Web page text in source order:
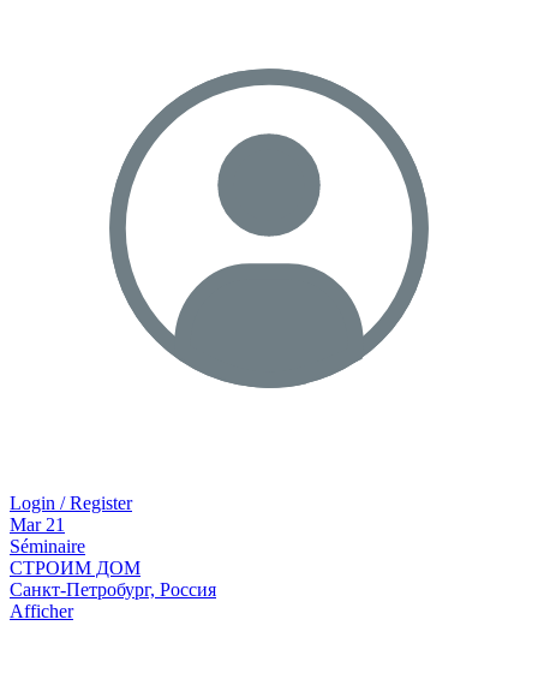
Login / Register
Mar 21
Séminaire
СТРОИМ ДОМ
Санкт-Петробург, Россия
Afficher